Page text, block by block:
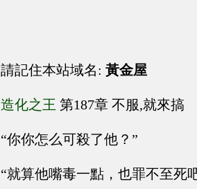
請記住本站域名: 黃金屋
造化之王 第187章 不服,就來搞
“你你怎么可殺了他？”
“就算他嘴毒一點，也罪不至死